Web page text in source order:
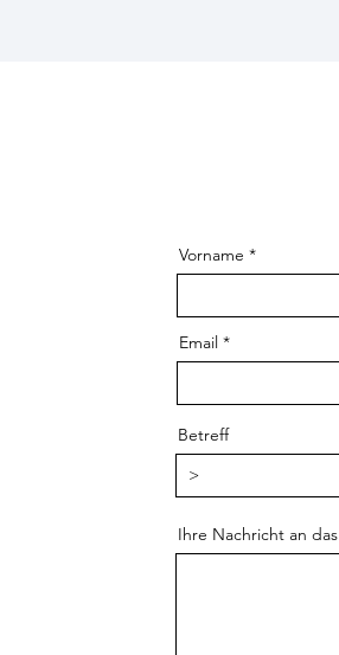
Vorname
Email
Betreff
Ihre Nachricht an